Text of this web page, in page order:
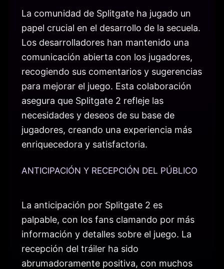
La comunidad de Splitgate ha jugado un
papel crucial en el desarrollo de la secuela.
Los desarrolladores han mantenido una
comunicación abierta con los jugadores,
recogiendo sus comentarios y sugerencias
para mejorar el juego. Esta colaboración
asegura que Splitgate 2 refleje las
necesidades y deseos de su base de
jugadores, creando una experiencia más
enriquecedora y satisfactoria.
ANTICIPACIÓN Y RECEPCIÓN DEL PÚBLICO
La anticipación por Splitgate 2 es
palpable, con los fans clamando por más
información y detalles sobre el juego. La
recepción del tráiler ha sido
abrumadoramente positiva, con muchos